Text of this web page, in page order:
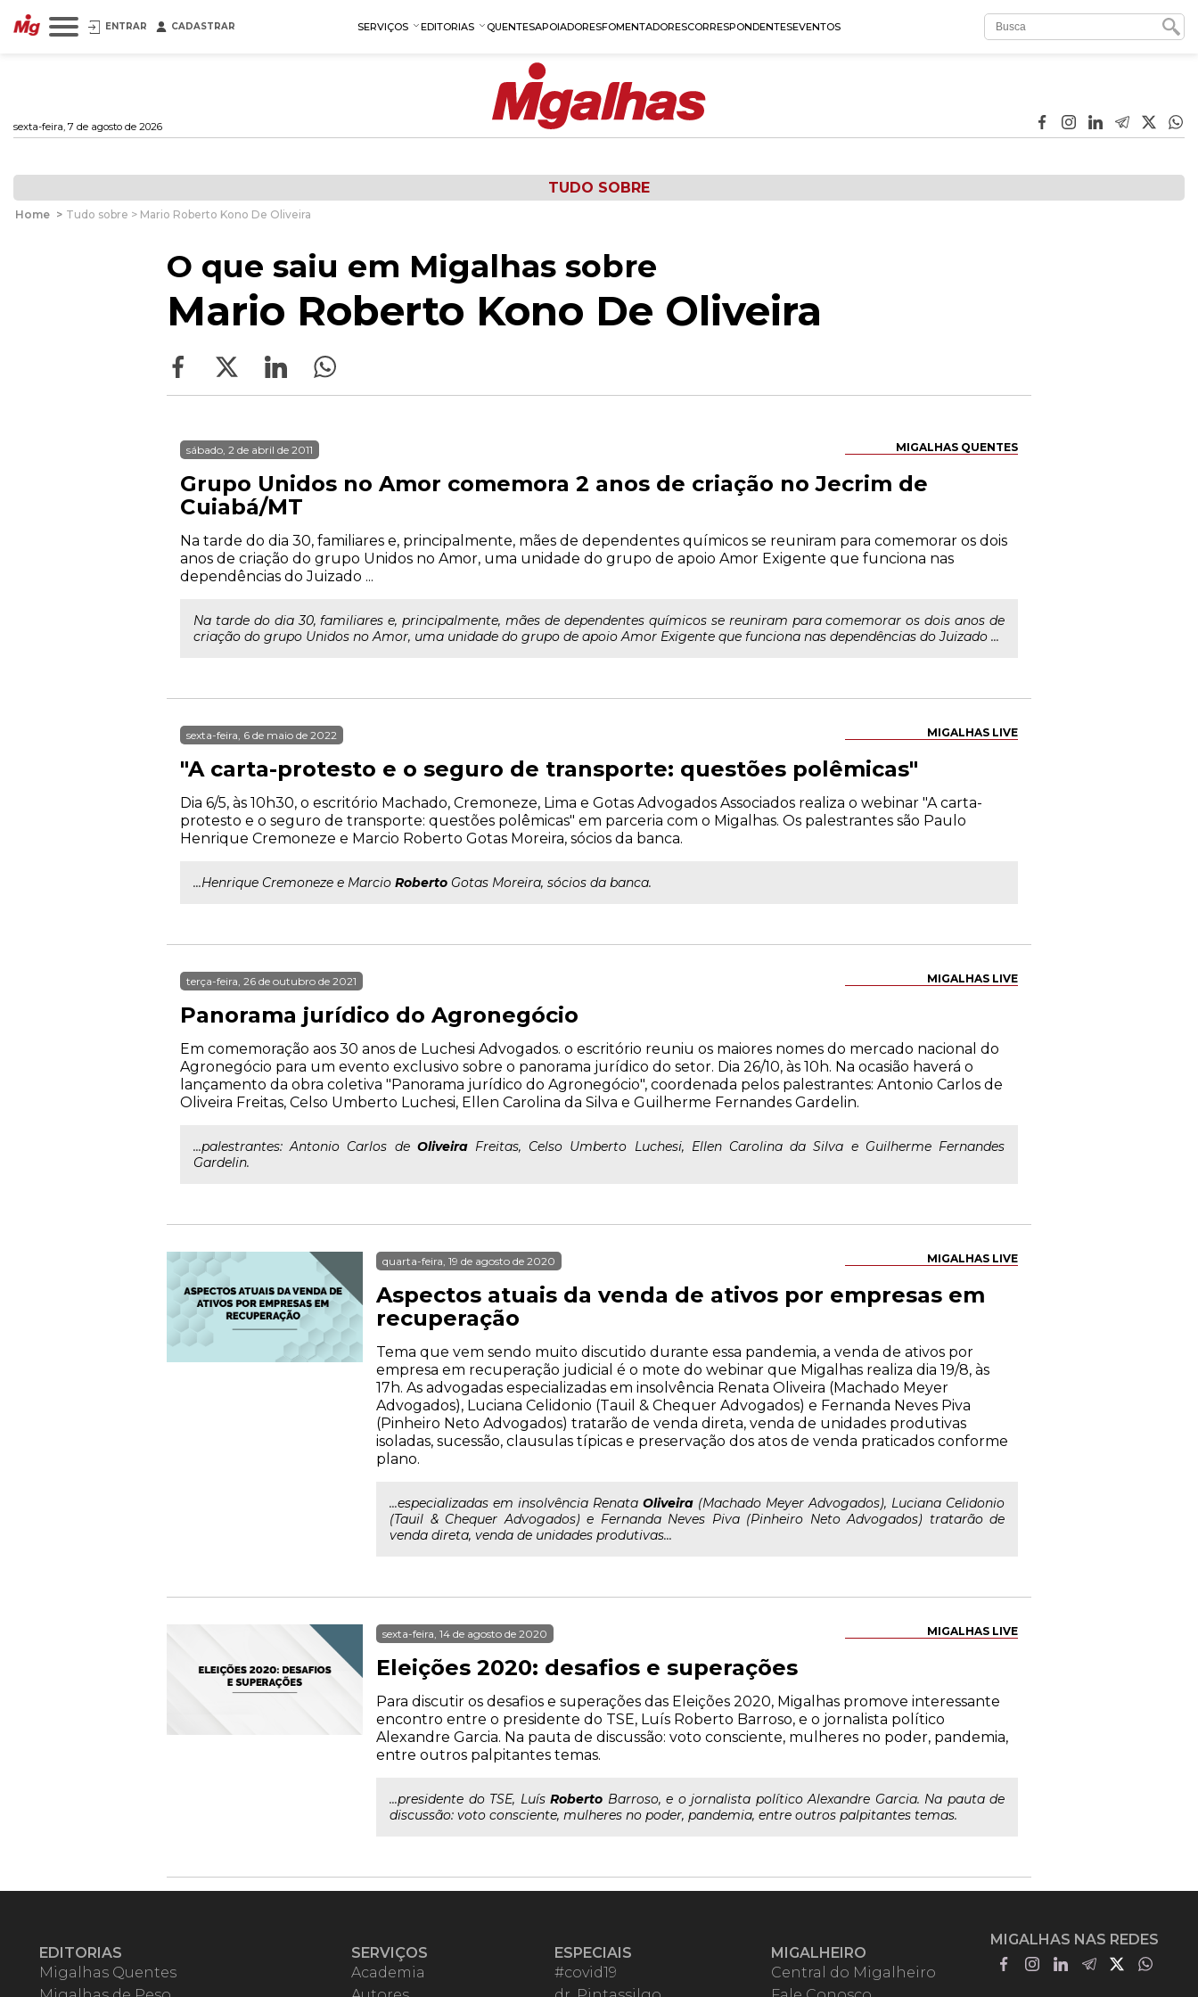
ENTRAR CADASTRAR SERVIÇOS EDITORIAS QUENTESAPOIADORESFOMENTADORESCORRESPONDENTESEVENTOS
sexta-feira, 7 de agosto de 2026
TUDO SOBRE
Home > Tudo sobre > Mario Roberto Kono De Oliveira
O que saiu em Migalhas sobre
Mario Roberto Kono De Oliveira
MIGALHAS QUENTES
sábado, 2 de abril de 2011
Grupo Unidos no Amor comemora 2 anos de criação no Jecrim de
Cuiabá/MT
Na tarde do dia 30, familiares e, principalmente, mães de dependentes químicos se reuniram para comemorar os dois
anos de criação do grupo Unidos no Amor, uma unidade do grupo de apoio Amor Exigente que funciona nas
dependências do Juizado ...
Na tarde do dia 30, familiares e, principalmente, mães de dependentes químicos se reuniram para comemorar os dois anos de
criação do grupo Unidos no Amor, uma unidade do grupo de apoio Amor Exigente que funciona nas dependências do Juizado ...
MIGALHAS LIVE
sexta-feira, 6 de maio de 2022
"A carta-protesto e o seguro de transporte: questões polêmicas"
Dia 6/5, às 10h30, o escritório Machado, Cremoneze, Lima e Gotas Advogados Associados realiza o webinar "A carta-
protesto e o seguro de transporte: questões polêmicas" em parceria com o Migalhas. Os palestrantes são Paulo
Henrique Cremoneze e Marcio Roberto Gotas Moreira, sócios da banca.
...Henrique Cremoneze e Marcio Roberto Gotas Moreira, sócios da banca.
MIGALHAS LIVE
terça-feira, 26 de outubro de 2021
Panorama jurídico do Agronegócio
Em comemoração aos 30 anos de Luchesi Advogados. o escritório reuniu os maiores nomes do mercado nacional do
Agronegócio para um evento exclusivo sobre o panorama jurídico do setor. Dia 26/10, às 10h. Na ocasião haverá o
lançamento da obra coletiva "Panorama jurídico do Agronegócio", coordenada pelos palestrantes: Antonio Carlos de
Oliveira Freitas, Celso Umberto Luchesi, Ellen Carolina da Silva e Guilherme Fernandes Gardelin.
...palestrantes: Antonio Carlos de OliveiraFreitas, Celso Umberto Luchesi, Ellen Carolina da Silva e Guilherme Fernandes
Gardelin.
MIGALHAS LIVE
quarta-feira, 19 de agosto de 2020
Aspectos atuais da venda de ativos por empresas em
recuperação
Tema que vem sendo muito discutido durante essa pandemia, a venda de ativos por
empresa em recuperação judicial é o mote do webinar que Migalhas realiza dia 19/8, às
17h. As advogadas especializadas em insolvência Renata Oliveira (Machado Meyer
Advogados), Luciana Celidonio (Tauil & Chequer Advogados) e Fernanda Neves Piva
(Pinheiro Neto Advogados) tratarão de venda direta, venda de unidades produtivas
isoladas, sucessão, clausulas típicas e preservação dos atos de venda praticados conforme
plano.
...especializadas em insolvência Renata Oliveira (Machado Meyer Advogados), Luciana Celidonio
(Tauil & Chequer Advogados) e Fernanda Neves Piva (Pinheiro Neto Advogados) tratarão de
venda direta, venda de unidades produtivas...
MIGALHAS LIVE
sexta-feira, 14 de agosto de 2020
Eleições 2020: desafios e superações
Para discutir os desafios e superações das Eleições 2020, Migalhas promove interessante
encontro entre o presidente do TSE, Luís Roberto Barroso, e o jornalista político
Alexandre Garcia. Na pauta de discussão: voto consciente, mulheres no poder, pandemia,
entre outros palpitantes temas.
...presidente do TSE, Luís Roberto Barroso, e o jornalista político Alexandre Garcia. Na pauta de
discussão: voto consciente, mulheres no poder, pandemia, entre outros palpitantes temas.
EDITORIAS
Migalhas Quentes
SERVIÇOS
Academia
ESPECIAIS
#covid19
MIGALHEIRO
Central do Migalheiro
MIGALHAS NAS REDES